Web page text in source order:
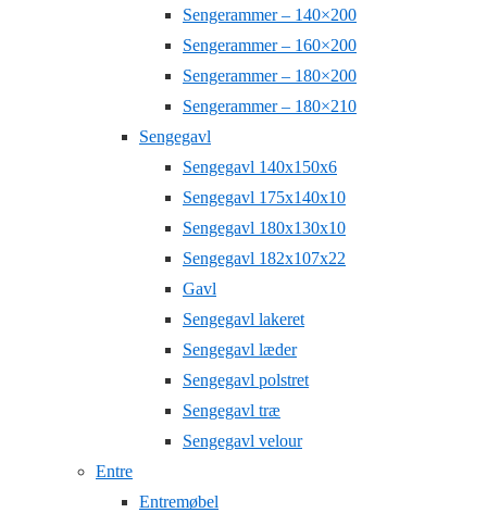
Sengerammer – 140×200
Sengerammer – 160×200
Sengerammer – 180×200
Sengerammer – 180×210
Sengegavl
Sengegavl 140x150x6
Sengegavl 175x140x10
Sengegavl 180x130x10
Sengegavl 182x107x22
Gavl
Sengegavl lakeret
Sengegavl læder
Sengegavl polstret
Sengegavl træ
Sengegavl velour
Entre
Entremøbel